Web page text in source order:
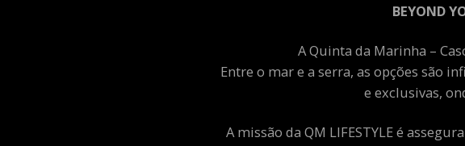
BEYOND
A Quinta da Marinha –
Entre o mar e a serra, as opções são
e exclusivas,
A missão da QM LIFESTYLE é